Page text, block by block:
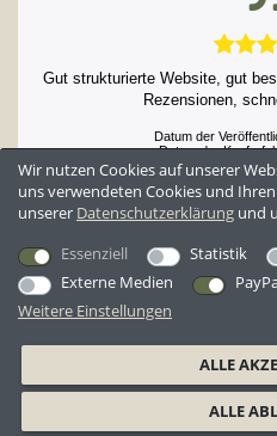
Gut strukturierte Website, gut
Rezensionen,
Datum der
Datum der
Wir nutzen Cookies auf unserer
uns verwendeten Cookies und
unserer Daten­schutz­erklärung und
Essenziell
Statistik
Externe Medien
Weitere Einstellungen
ALLE
ALLE
AGB Datenschutzerklärung